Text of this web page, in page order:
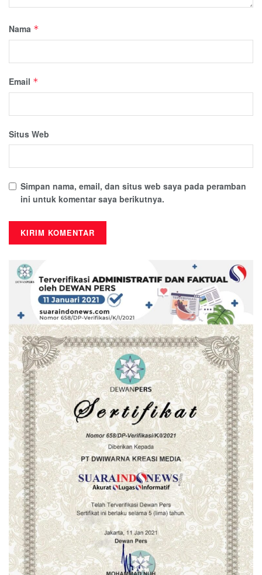
Nama *
Email *
Situs Web
Simpan nama, email, dan situs web saya pada peramban
ini untuk komentar saya berikutnya.